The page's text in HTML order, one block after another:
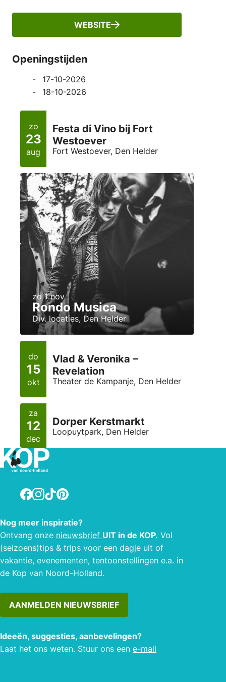
WEBSITE
Openingstijden
17-10-2026
18-10-2026
zo
23
aug
Festa di Vino bij Fort
Westoever
Fort Westoever, Den Helder
zo 1 nov
Rondo Musica
Div. locaties, Den Helder
do
15
okt
Vlad & Veronika –
Revelation
Theater de Kampanje, Den Helder
za
12
dec
Dorper Kerstmarkt
Loopuytpark, Den Helder
Facebook
Instagram
TikTokPinterest
Nog meer inspiratie?
Ontvang onze nieuwsbrief UIT in de KOP. Vol
(seizoens)tips & trips voor een dagje uit of
vakantie, evenementen, tentoonstellingen e.a. in
de Kop van Noord-Holland.
AANMELDEN NIEUWSBRIEF
Ideeën, suggesties, aanbevelingen?
Laat het ons weten. Stuur ons een e-mail